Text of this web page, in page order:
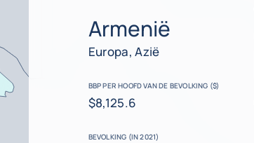
Armenië
Europa, Azië
BBP PER HOOFD VAN DE BEVOLKING ($)
$8,125.6
BEVOLKING (IN 2021)